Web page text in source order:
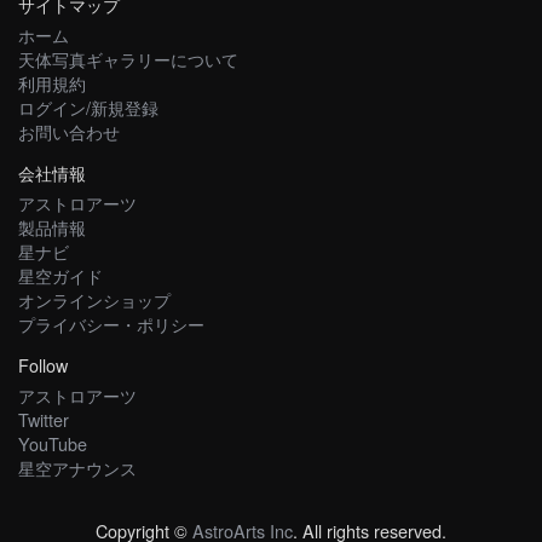
ホーム
天体写真ギャラリーについて
利用規約
ログイン/新規登録
お問い合わせ
会社情報
アストロアーツ
製品情報
星ナビ
星空ガイド
オンラインショップ
プライバシー・ポリシー
Follow
アストロアーツ
Twitter
YouTube
星空アナウンス
Copyright ©AstroArts Inc. All rights reserved.